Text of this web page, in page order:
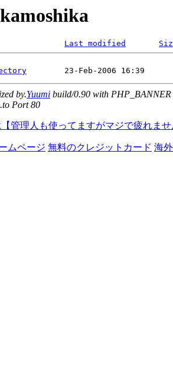
Last modified
by.Yuumi build/0.90 with PHP_BANNER
Port 80
管理人も使ってますがマジで疲れませ
ムページ 無料のクレジットカード 海